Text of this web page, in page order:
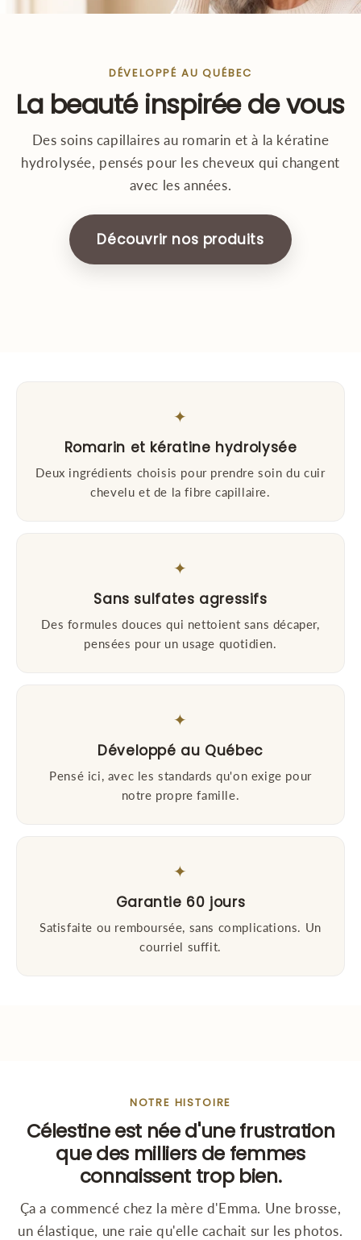
DÉVELOPPÉ AU QUÉBEC
La beauté inspirée de vous
Des soins capillaires au romarin et à la kératine
hydrolysée, pensés pour les cheveux qui changent
avec les années.
Découvrir nos produits
✦
Romarin et kératine hydrolysée
Deux ingrédients choisis pour prendre soin du cuir
chevelu et de la fibre capillaire.
✦
Sans sulfates agressifs
Des formules douces qui nettoient sans décaper,
pensées pour un usage quotidien.
✦
Développé au Québec
Pensé ici, avec les standards qu'on exige pour
notre propre famille.
✦
Garantie 60 jours
Satisfaite ou remboursée, sans complications. Un
courriel suffit.
NOTRE HISTOIRE
Célestine est née d'une frustration
que des milliers de femmes
connaissent trop bien.
Ça a commencé chez la mère d'Emma. Une brosse,
un élastique, une raie qu'elle cachait sur les photos.